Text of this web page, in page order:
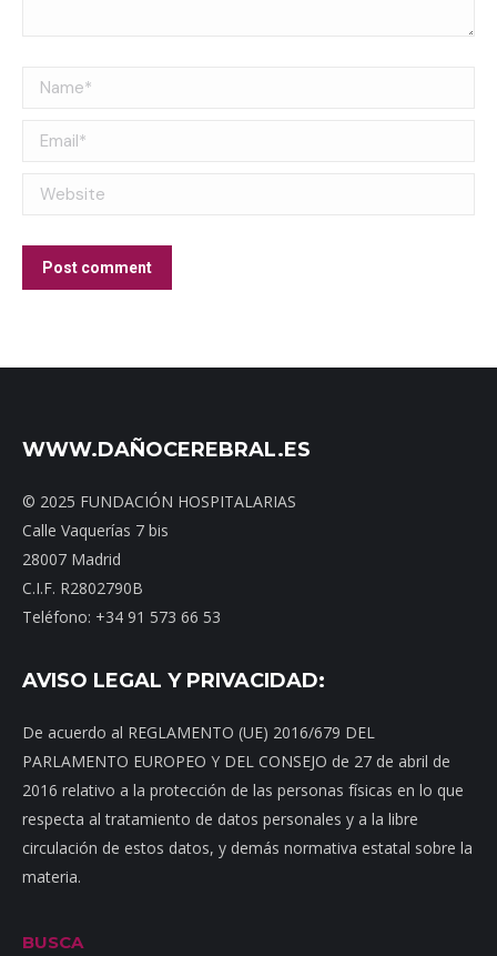
Name *
Email *
Website
Post comment
WWW.DAÑOCEREBRAL.ES
© 2025 FUNDACIÓN HOSPITALARIAS
Calle Vaquerías 7 bis
28007 Madrid
C.I.F. R2802790B
Teléfono: +34 91 573 66 53
AVISO LEGAL Y PRIVACIDAD:
De acuerdo al REGLAMENTO (UE) 2016/679 DEL
PARLAMENTO EUROPEO Y DEL CONSEJO de 27 de abril de
2016 relativo a la protección de las personas físicas en lo que
respecta al tratamiento de datos personales y a la libre
circulación de estos datos, y demás normativa estatal sobre la
materia.
BUSCA